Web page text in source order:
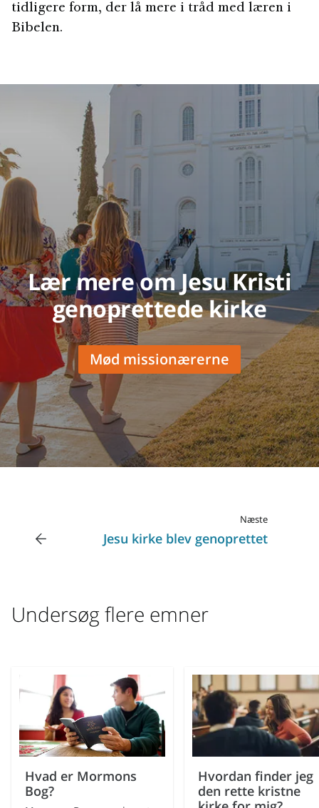
tidligere form, der lå mere i tråd med læren i
Bibelen.
Lær mere om Jesu Kristi
genoprettede kirke
Mød missionærerne
Næste
Jesu kirke blev genoprettet
Undersøg flere emner
Hvad er Mormons
Bog?
Hvordan finder jeg
den rette kristne